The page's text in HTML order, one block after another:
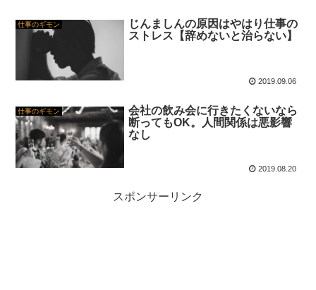
仕事のギモン
じんましんの原因はやはり仕事の
ストレス【辞めないと治らない】
2019.09.06
仕事のギモン
会社の飲み会に行きたくないなら
断ってもOK。人間関係は悪影響
なし
2019.08.20
スポンサーリンク